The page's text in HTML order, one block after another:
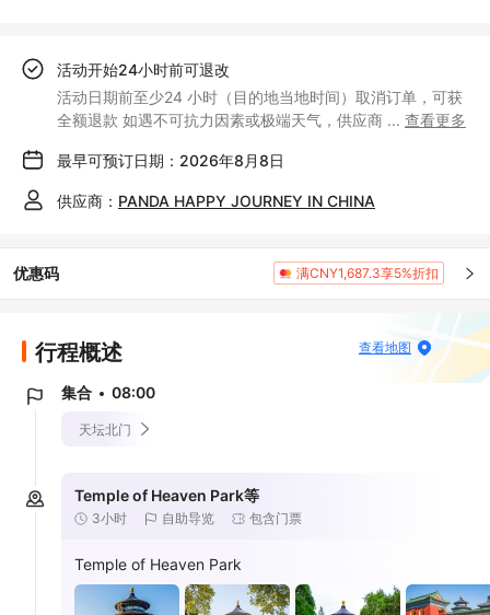
活动开始24小时前可退改
活动日期前至少24 小时（目的地当地时间）取消订单，可获
全额退款 如遇不可抗力因素或极端天气，供应商 ... 查看更多
最早可预订日期：2026年8月8日
供应商： PANDA HAPPY JOURNEY IN CHINA
优惠码 满CNY1,687.3享5%折扣
行程概述 查看地图
集合 08:00
天坛北门
Temple of Heaven Park等
3小时 自助导览 包含门票
Temple of Heaven Park